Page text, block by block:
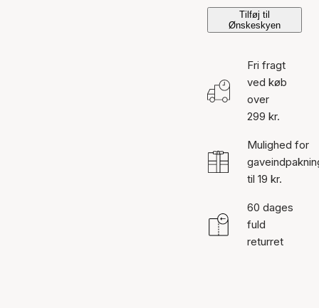
Tilføj til
Ønskeskyen
Fri fragt
ved køb
over
299 kr.
Mulighed for
til 19 kr.
60 dages
fuld
returret